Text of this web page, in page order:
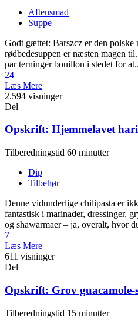
Aftensmad
Suppe
Godt gættet: Barszcz er den polske
rødbedesuppen er næsten magen
par terninger bouillon i stedet for
24
Læs Mere
2.594 visninger
Del
Opskrift: Hjemmelavet
Tilberedningstid 60 minutter
Dip
Tilbehør
Denne vidunderlige chilipasta er
fantastisk i marinader, dressinger,
og shawarmaer – ja, overalt, hvor
7
Læs Mere
611 visninger
Del
Opskrift: Grov guacamole-
Tilberedningstid 15 minutter